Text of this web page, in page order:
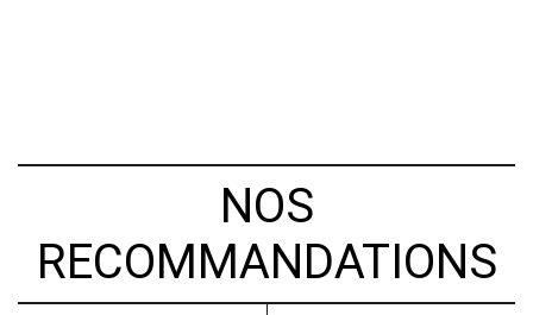
NOS
RECOMMANDATIONS